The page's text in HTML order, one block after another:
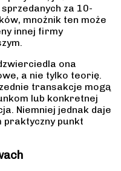
za 10-
mnożnik ten może
innej firmy
ona
a nie tylko teorię.
transakcje mogą
lub konkretnej
Niemniej jednak daje
praktyczny punkt